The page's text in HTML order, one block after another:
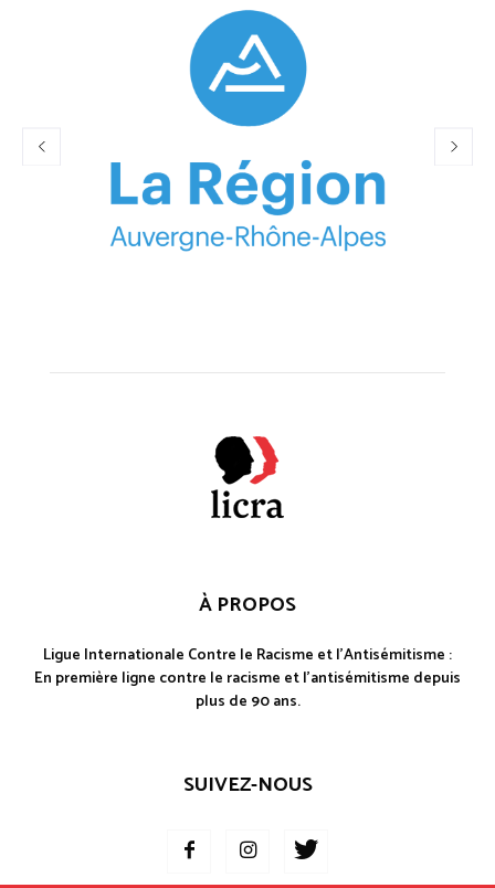
À PROPOS
En première ligne contre le racisme et l'antisémitisme depuis
plus de 90 ans.
Mentions légales Cookies Données personnelles
Presse Contact